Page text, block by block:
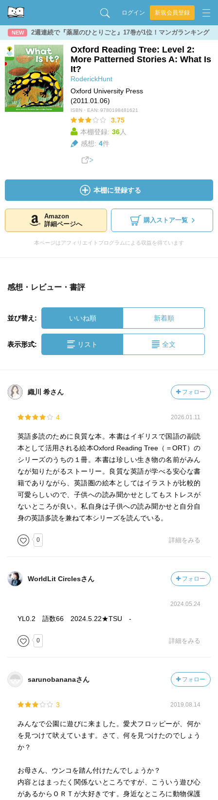
ログイン 新規会員登録
NEW 2週連続で『薬屋のひとりごと』17巻が1位！マンガランキング
Oxford Reading Tree: Level 2:
More Patterned Stories A: What Is
It?
RoderickHunt
Oxford University Press
(2011.01.06)
ISBN・EAN: 9780198481621
3.75
本棚登録: 36人
感想: 4件
本棚に登録する
Amazon
詳細ページへ
購入ストア一覧
本ページはアフィリエイトプログラムによる収益を得ています
感想・レビュー・書評
並び替え: いいね順 新着順
表示形式: リスト 全文
織川 希さん フォロー
4 2026.01.11
英語多読のために良質な本。本書はイギリスで国語の副読
本として活用される絵本Oxford Reading Tree（＝ORT）の
シリーズのうちの１冊。本書は珍しい生き物の名前がみん
なが知りたがるストーリー。良質な英語が学べる安心な書
籍でありながら、英語圏の絵本としてはイラストが比較的
可愛らしいので、子供への読み聞かせとしてもストレスが
ないところが良い。私自身は子供への読み聞かせと自分自
身の英語多読を兼ねて本シリーズを読んでいる。
0 詳細をみる
WorldLit Circlesさん フォロー
2024.05.24
YL0.2 語数66 2024.5.22★TSU -
0 詳細をみる
sarunobananaさん フォロー
3 2019.08.14
みんなで公園に遊びに来ました。愛犬フロッピーが、何か
を見つけて吠えています。さて、何を見つけたのでしょう
か？
お母さん、ウンコを踏ん付けたんでしょうか？
内容とはまったく関係ないところですが、こういう遊び心
があるからＯＲＴが大好きです。身近なところに動物保護